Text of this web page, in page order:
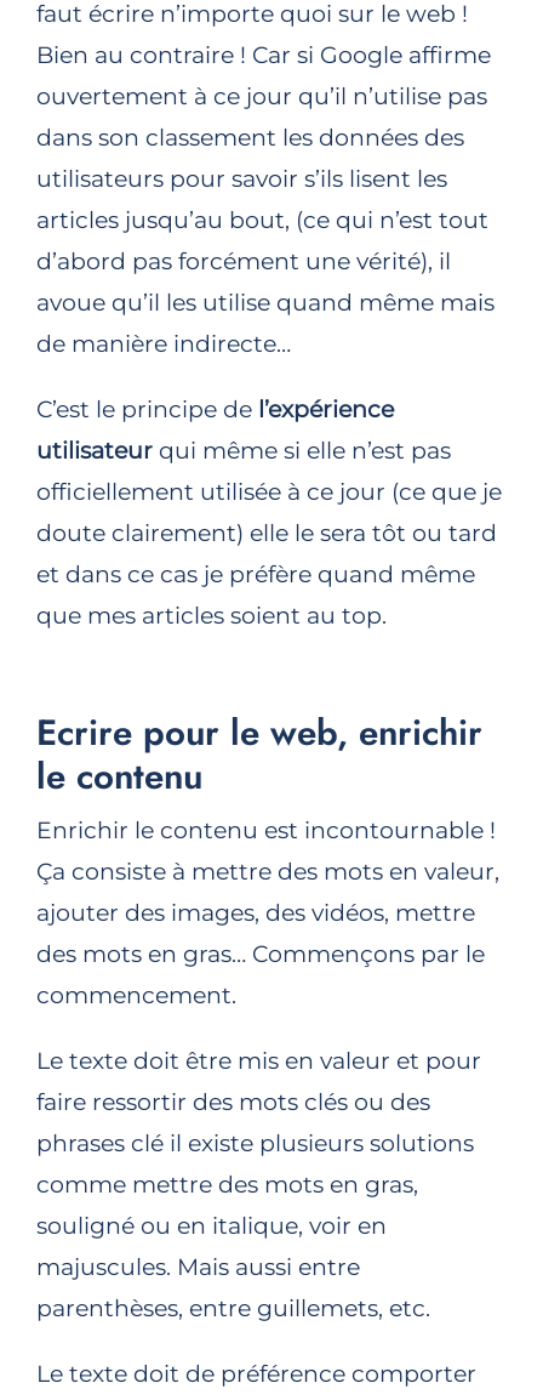
faut écrire n’importe quoi sur le web !
Bien au contraire ! Car si Google affirme
ouvertement à ce jour qu’il n’utilise pas
dans son classement les données des
utilisateurs pour savoir s’ils lisent les
articles jusqu’au bout, (ce qui n’est tout
d’abord pas forcément une vérité), il
avoue qu’il les utilise quand même mais
de manière indirecte…
C’est le principe de l’expérience
utilisateurqui même si elle n’est pas
officiellement utilisée à ce jour (ce que je
doute clairement) elle le sera tôt ou tard
et dans ce cas je préfère quand même
que mes articles soient au top.
Ecrire pour le web, enrichir
le contenu
Enrichir le contenu est incontournable !
Ça consiste à mettre des mots en valeur,
ajouter des images, des vidéos, mettre
des mots en gras… Commençons par le
commencement.
Le texte doit être mis en valeur et pour
faire ressortir des mots clés ou des
phrases clé il existe plusieurs solutions
comme mettre des mots en gras,
souligné ou en italique, voir en
majuscules. Mais aussi entre
parenthèses, entre guillemets, etc.
Le texte doit de préférence comporter